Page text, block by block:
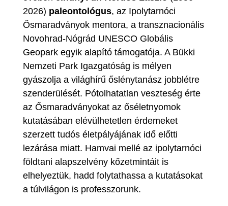
2026) paleontológus, az Ipolytarnóci
Ősmaradványok mentora, a transznacionális
Novohrad-Nógrád UNESCO Globális
Geopark egyik alapító támogatója. A Bükki
Nemzeti Park Igazgatóság is mélyen
gyászolja a világhírű őslénytanász jobblétre
szenderülését. Pótolhatatlan veszteség érte
az Ősmaradványokat az őséletnyomok
kutatásában elévülhetetlen érdemeket
szerzett tudós életpályájának idő előtti
lezárása miatt. Hamvai mellé az ipolytarnóci
földtani alapszelvény kőzetmintáit is
elhelyeztük, hadd folytathassa a kutatásokat
a túlvilágon is professzorunk.